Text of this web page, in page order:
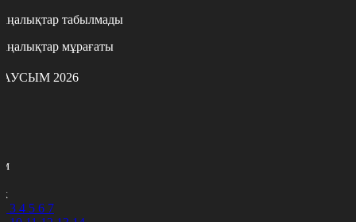
табылмады
мұрағаты
2026
3 4 5 6 7